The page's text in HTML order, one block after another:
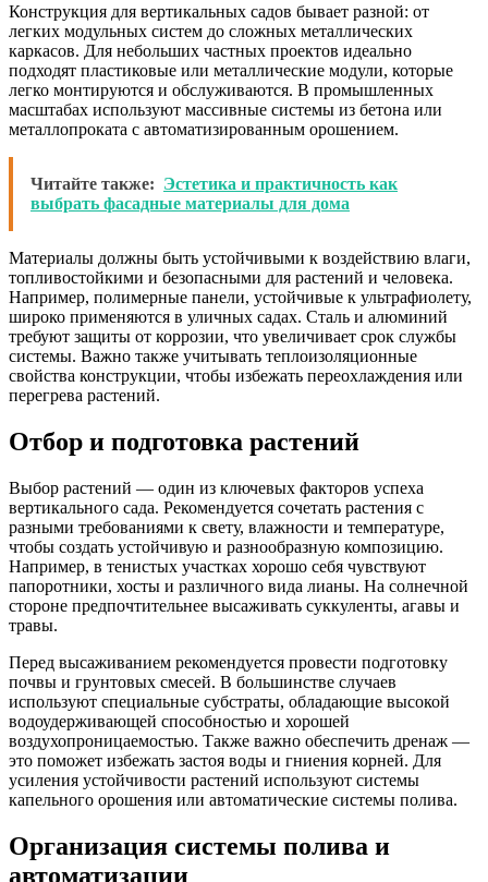
Конструкция для вертикальных садов бывает разной: от
легких модульных систем до сложных металлических
каркасов. Для небольших частных проектов идеально
подходят пластиковые или металлические модули, которые
легко монтируются и обслуживаются. В промышленных
масштабах используют массивные системы из бетона или
металлопроката с автоматизированным орошением.
Читайте также: Эстетика и практичность как
выбрать фасадные материалы для дома
Материалы должны быть устойчивыми к воздействию влаги,
топливостойкими и безопасными для растений и человека.
Например, полимерные панели, устойчивые к ультрафиолету,
широко применяются в уличных садах. Сталь и алюминий
требуют защиты от коррозии, что увеличивает срок службы
системы. Важно также учитывать теплоизоляционные
свойства конструкции, чтобы избежать переохлаждения или
перегрева растений.
Отбор и подготовка растений
Выбор растений — один из ключевых факторов успеха
вертикального сада. Рекомендуется сочетать растения с
разными требованиями к свету, влажности и температуре,
чтобы создать устойчивую и разнообразную композицию.
Например, в тенистых участках хорошо себя чувствуют
папоротники, хосты и различного вида лианы. На солнечной
стороне предпочтительнее высаживать суккуленты, агавы и
травы.
Перед высаживанием рекомендуется провести подготовку
почвы и грунтовых смесей. В большинстве случаев
используют специальные субстраты, обладающие высокой
водоудерживающей способностью и хорошей
воздухопроницаемостью. Также важно обеспечить дренаж —
это поможет избежать застоя воды и гниения корней. Для
усиления устойчивости растений используют системы
капельного орошения или автоматические системы полива.
Организация системы полива и
автоматизации